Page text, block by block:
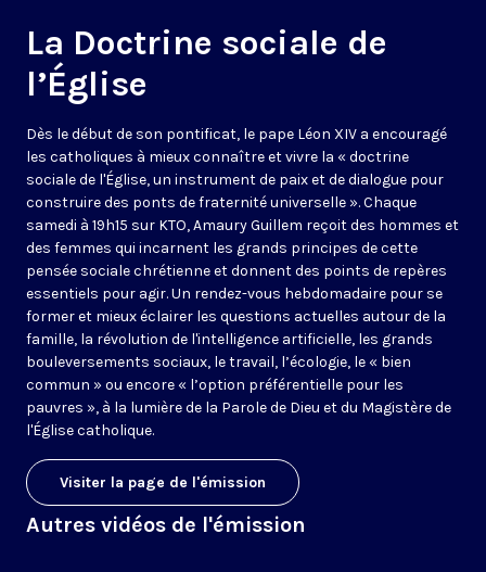
La Doctrine sociale de
l’Église
Dès le début de son pontificat, le pape Léon XIV a encouragé
les catholiques à mieux connaître et vivre la « doctrine
sociale de l'Église, un instrument de paix et de dialogue pour
construire des ponts de fraternité universelle ». Chaque
samedi à 19h15 sur KTO, Amaury Guillem reçoit des hommes et
des femmes qui incarnent les grands principes de cette
pensée sociale chrétienne et donnent des points de repères
essentiels pour agir. Un rendez-vous hebdomadaire pour se
former et mieux éclairer les questions actuelles autour de la
famille, la révolution de l'intelligence artificielle, les grands
bouleversements sociaux, le travail, l’écologie, le « bien
commun » ou encore « l’option préférentielle pour les
pauvres », à la lumière de la Parole de Dieu et du Magistère de
l'Église catholique.
Visiter la page de l'émission
Autres vidéos de l'émission